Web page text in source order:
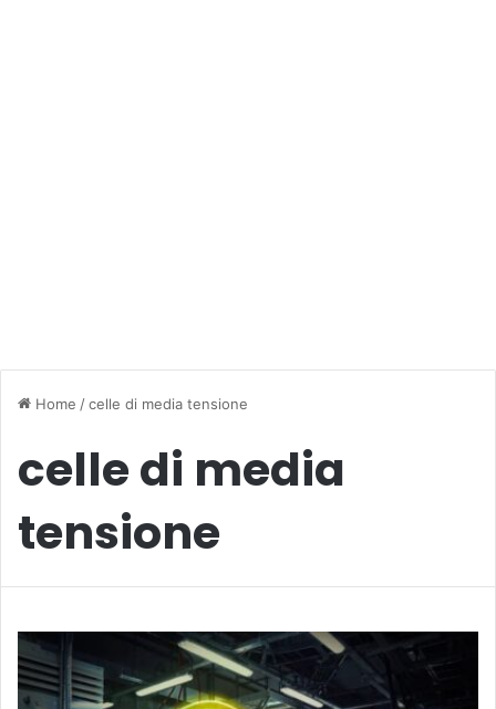
Home /celle di media tensione
celle di media
tensione